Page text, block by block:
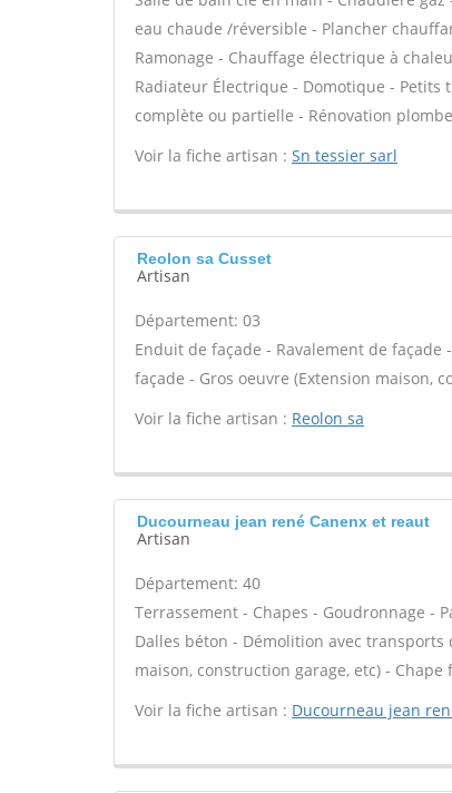
eau chaude /réversible - Plancher
Ramonage - Chauffage électrique à
Radiateur Électrique - Domotique -
complète ou partielle - Rénovation
Voir la fiche artisan : Sn tessier sarl
Reolon sa Cusset
Artisan
Département: 03
Enduit de façade - Ravalement de
façade - Gros oeuvre (Extension maison,
Voir la fiche artisan : Reolon sa
Ducourneau jean rené Canenx et reaut
Artisan
Département: 40
Terrassement - Chapes - Goudronnage -
Dalles béton - Démolition avec transports
maison, construction garage, etc) -
Voir la fiche artisan : Ducourneau jean